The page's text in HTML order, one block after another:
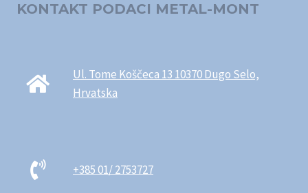
KONTAKT PODACI METAL-MONT
Ul. Tome Koščeca 13 10370 Dugo Selo,
Hrvatska
+385 01/ 2753727